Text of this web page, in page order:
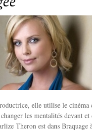
elle utilise le cinéma
les mentalités devant
Theron est dans Braquage